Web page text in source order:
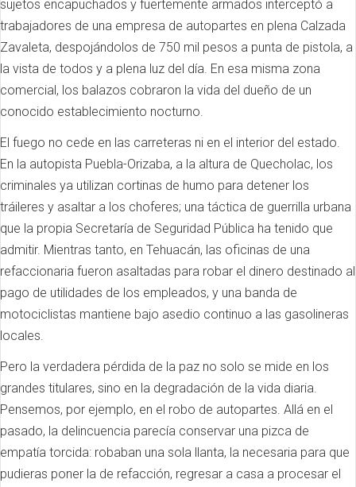
sujetos encapuchados y fuertemente armados interceptó a
trabajadores de una empresa de autopartes en plena Calzada
Zavaleta, despojándolos de 750 mil pesos a punta de pistola, a
la vista de todos y a plena luz del día. En esa misma zona
comercial, los balazos cobraron la vida del dueño de un
conocido establecimiento nocturno.
El fuego no cede en las carreteras ni en el interior del estado.
En la autopista Puebla-Orizaba, a la altura de Quecholac, los
criminales ya utilizan cortinas de humo para detener los
tráileres y asaltar a los choferes; una táctica de guerrilla urbana
que la propia Secretaría de Seguridad Pública ha tenido que
admitir. Mientras tanto, en Tehuacán, las oficinas de una
refaccionaria fueron asaltadas para robar el dinero destinado al
pago de utilidades de los empleados, y una banda de
motociclistas mantiene bajo asedio continuo a las gasolineras
locales.
Pero la verdadera pérdida de la paz no solo se mide en los
grandes titulares, sino en la degradación de la vida diaria.
Pensemos, por ejemplo, en el robo de autopartes. Allá en el
pasado, la delincuencia parecía conservar una pizca de
empatía torcida: robaban una sola llanta, la necesaria para que
pudieras poner la de refacción, regresar a casa a procesar el